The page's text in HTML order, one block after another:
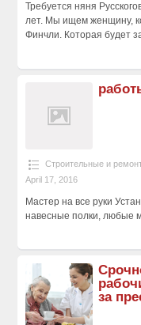
Требуется няня
лет. Мы ищем женщину,
Финчли. Которая будет
Строительные и
April 17, 2016
Мастер на все руки
навесные полки, любые
за